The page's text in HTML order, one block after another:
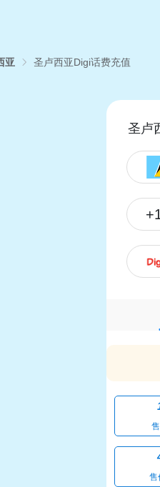
亚 圣卢西亚Digi话费充值
圣卢
售